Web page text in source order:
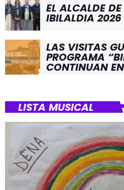
EL ALCALDE
IBILALDIA 2026
LAS VISITAS
PROGRAMA
CONTINUAN
LISTA MUSICAL